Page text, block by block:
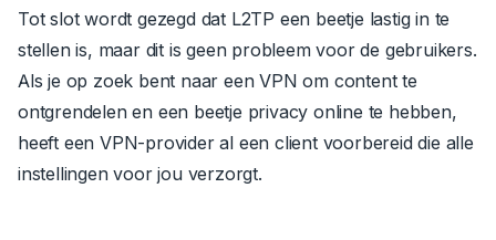
Tot slot wordt gezegd dat L2TP een beetje lastig in te
stellen is, maar dit is geen probleem voor de gebruikers.
Als je op zoek bent naar een VPN om content te
ontgrendelen en een beetje privacy online te hebben,
heeft een VPN-provider al een client voorbereid die alle
instellingen voor jou verzorgt.